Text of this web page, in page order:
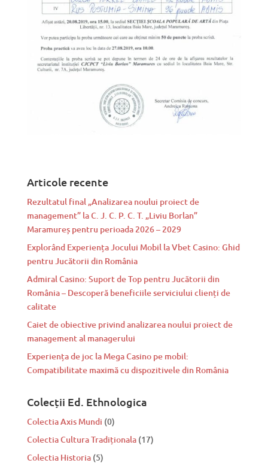
Articole recente
Rezultatul final „Analizarea noului proiect de
management” la C. J. C. P. C. T. „Liviu Borlan”
Maramureș pentru perioada 2026 – 2029
Explorând Experiența Jocului Mobil la Vbet Casino: Ghid
pentru Jucătorii din România
Admiral Casino: Suport de Top pentru Jucătorii din
România – Descoperă beneficiile serviciului clienți de
calitate
Caiet de obiective privind analizarea noului proiect de
management al managerului
Experiența de joc la Mega Casino pe mobil:
Compatibilitate maximă cu dispozitivele din România
Colecții Ed. Ethnologica
Colectia Axis Mundi (0)
Colectia Cultura Tradiționala (17)
Colectia Historia (5)